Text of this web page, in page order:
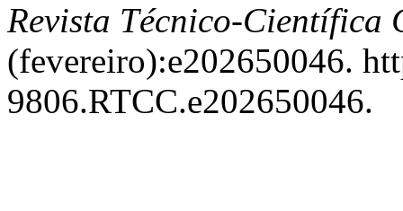
Revista Técnico-Científica
(fevereiro):e202650046.
9806.RTCC.e202650046.